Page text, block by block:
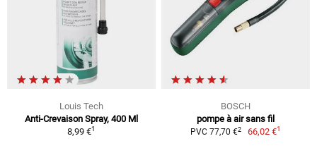
Louis Tech
Anti-Crevaison Spray, 400 Ml
8,99 €1
BOSCH
pompe à air sans fil
PVC 77,70 €2 66,02 €1